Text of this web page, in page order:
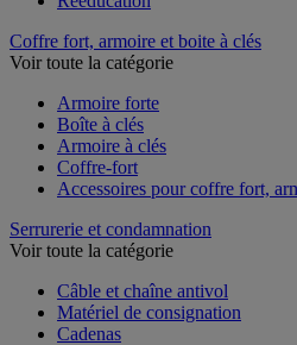
Coffre fort, armoire et boite à clés
Voir toute la catégorie
Armoire forte
Boîte à clés
Armoire à clés
Coffre-fort
Accessoires pour coffre fort,
Serrurerie et condamnation
Voir toute la catégorie
Câble et chaîne antivol
Matériel de consignation
Cadenas